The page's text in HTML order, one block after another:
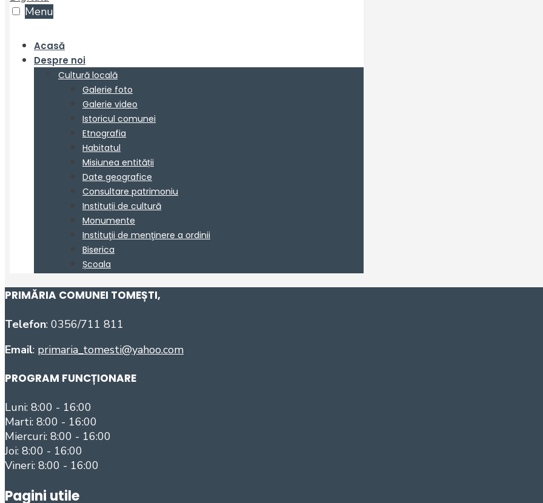
PRIMĂRIA COMUNEI TOMEȘTI,
Telefon: 0356/711 811
Email: primaria_tomesti@yahoo.com
PROGRAM FUNCȚIONARE
Luni: 8:00 - 16:00
Marti: 8:00 - 16:00
Miercuri: 8:00 - 16:00
Joi: 8:00 - 16:00
Vineri: 8:00 - 16:00
Pagini utile